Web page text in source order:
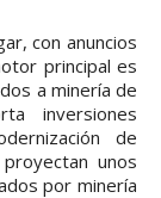
con anuncios
principal es
a minería de
inversiones
de
unos
por minería